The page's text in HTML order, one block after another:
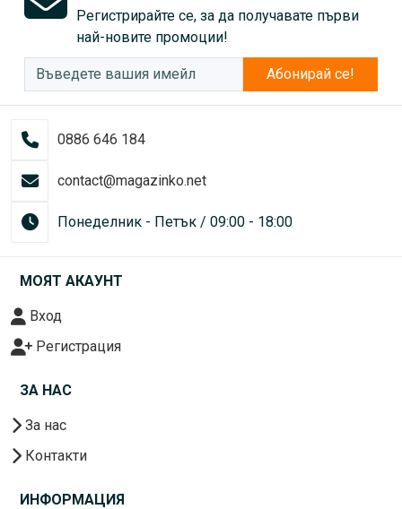
Регистрирайте се, за да получавате първи
най-новите промоции!
Абонирай се!
0886 646 184
contact@magazinko.net
Понеделник - Петък / 09:00 - 18:00
МОЯТ АКАУНТ
Вход
Регистрация
ЗА НАС
За нас
Контакти
ИНФОРМАЦИЯ